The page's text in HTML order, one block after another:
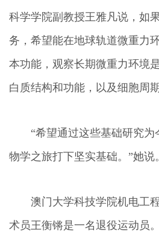
科学学院副教授王雅凡说，如
务，希望能在地球轨道微重力
本功能，观察长期微重力环境
白质结构和功能，以及细胞周
“希望通过这些基础研究为
物学之旅打下坚实基础。”她说。
澳门大学科技学院机电工程
术员王衡锵是一名退役运动员